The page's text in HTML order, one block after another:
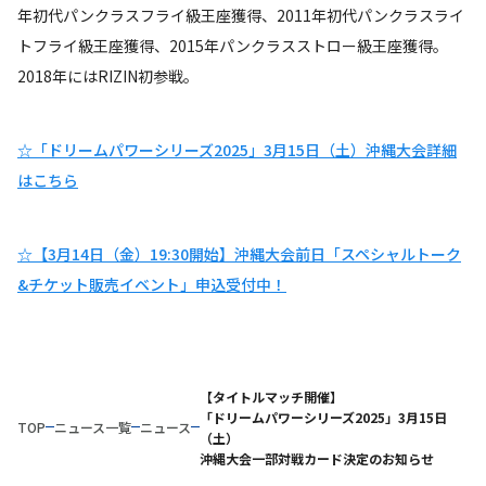
年初代パンクラスフライ級王座獲得、2011年初代パンクラスライ
トフライ級王座獲得、2015年パンクラスストロー級王座獲得。
2018年にはRIZIN初参戦。
☆「ドリームパワーシリーズ2025」3月15日（土）沖縄大会詳細
はこちら
☆【3月14日（金）19:30開始】沖縄大会前日「スペシャルトーク
&チケット販売イベント」申込受付中！
TOP ニュース一覧 ニュース
【タイトルマッチ開催】
「ドリームパワーシリーズ2025」3月15日
（土）
沖縄大会一部対戦カード決定のお知らせ